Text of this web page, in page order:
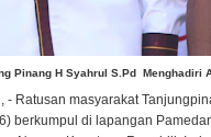
Pinang H Syahrul S.Pd Menghadiri
, - Ratusan masyarakat
berkumpul di lapangan